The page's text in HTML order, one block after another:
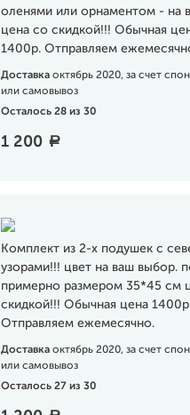
оленями или орнаментом - на
цена со скидкой!!! Обычная
1400р. Отправляем
Доставка октябрь 2020, за счет
или самовывоз
Осталось 28 из 30
1 200 a
Комплект из 2-х подушек с
узорами!!! цвет на ваш выбор.
примерно размером 35*45 см
скидкой!!! Обычная цена
Отправляем ежемесячно.
Доставка октябрь 2020, за счет
или самовывоз
Осталось 27 из 30